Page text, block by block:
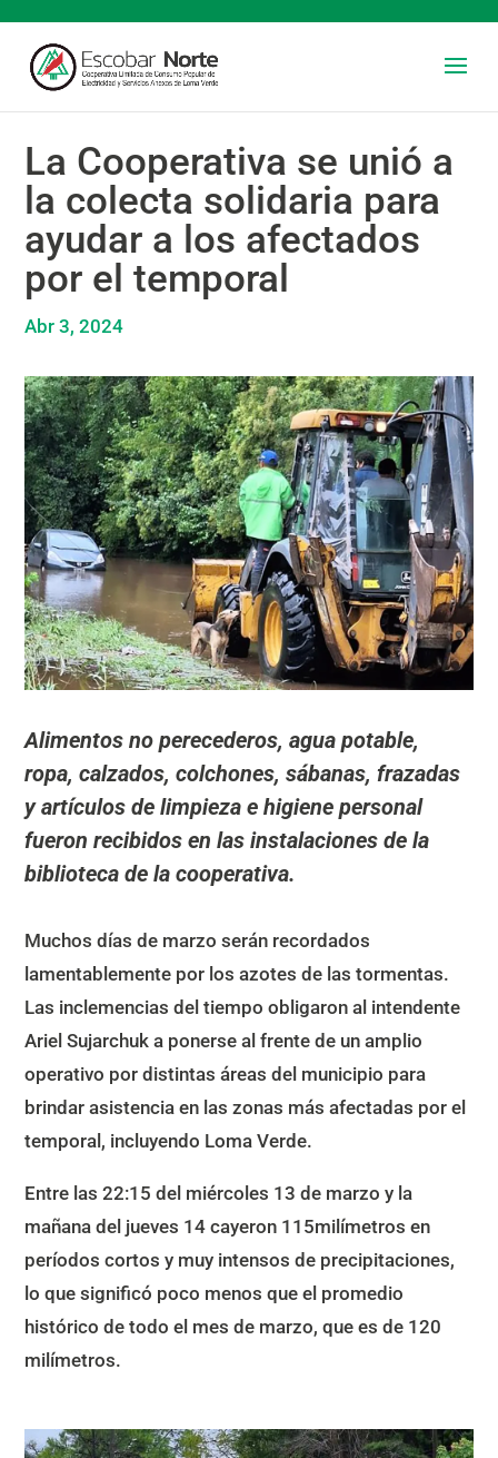
La Cooperativa se unió a
la colecta solidaria para
ayudar a los afectados
por el temporal
Abr 3, 2024
Alimentos no perecederos, agua potable,
ropa, calzados, colchones, sábanas, frazadas
y artículos de limpieza e higiene personal
fueron recibidos en las instalaciones de la
biblioteca de la cooperativa.
Muchos días de marzo serán recordados
lamentablemente por los azotes de las tormentas.
Las inclemencias del tiempo obligaron al intendente
Ariel Sujarchuk a ponerse al frente de un amplio
operativo por distintas áreas del municipio para
brindar asistencia en las zonas más afectadas por el
temporal, incluyendo Loma Verde.
Entre las 22:15 del miércoles 13 de marzo y la
mañana del jueves 14 cayeron 115milímetros en
períodos cortos y muy intensos de precipitaciones,
lo que significó poco menos que el promedio
histórico de todo el mes de marzo, que es de 120
milímetros.